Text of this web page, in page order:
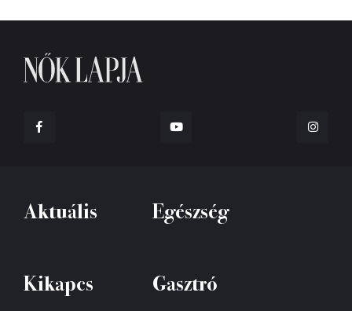
Aktuális Egészség
Kikapcs Gasztró